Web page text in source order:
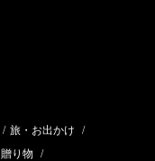
/ 旅・お出かけ /
贈り物 /